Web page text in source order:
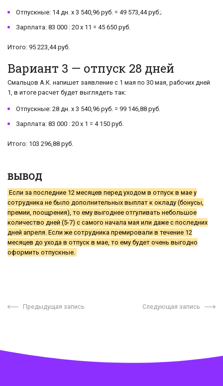
Отпускные: 14 дн. х 3 540,96 руб. = 49 573,44 руб.;
Зарплата: 83 000 : 20 х 11 = 45 650 руб.
Итого: 95 223,44 руб.
Вариант 3 — отпуск 28 дней
Смальцов А.К. напишет заявление с 1 мая по 30 мая, рабочих дней
1, в итоге расчет будет выглядеть так:
Отпускные: 28 дн. х 3 540,96 руб. = 99 146,88 руб.
Зарплата: 83 000 : 20 х 1 = 4 150 руб.
Итого: 103 296,88 руб.
ВЫВОД
Если за последние 12 месяцев перед уходом в отпуск в мае у
сотрудника не было дополнительных выплат к окладу (бонусы,
премии, поощрения), то ему выгоднее отгуливать небольшое
количество дней (5-7) с самого начала мая или даже с последних
дней апреля. Если же сотрудника премировали в течение 12
месяцев до ухода в отпуск в мае, то ему будет очень выгодно
оформить отпускные.
Предыдущая запись Следующая запись